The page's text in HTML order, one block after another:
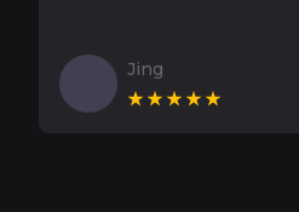
Jing
★★★★★